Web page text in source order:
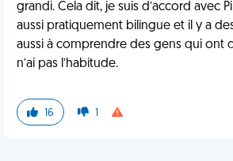
grandi. Cela dit, je suis d’accord avec
aussi pratiquement bilingue et il y a
aussi à comprendre des gens qui ont
n’ai pas l’habitude.
16 1